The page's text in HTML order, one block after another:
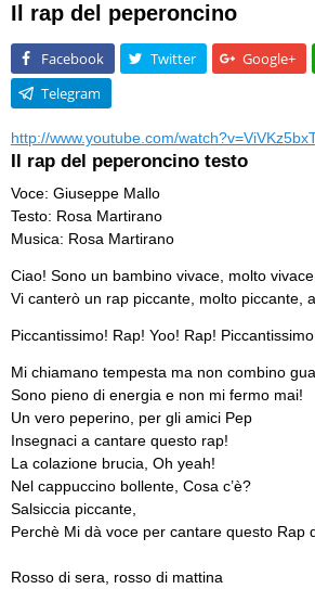
Il rap del peperoncino
Facebook Twitter Google+
Telegram
http://www.youtube.com/
Il rap del peperoncino testo
Voce: Giuseppe Mallo
Testo: Rosa Martirano
Musica: Rosa Martirano
Ciao! Sono un bambino vivace, molto
Vi canterò un rap piccante, molto piccante,
Piccantissimo! Rap! Yoo! Rap!
Mi chiamano tempesta ma non combino
Sono pieno di energia e non mi fermo mai!
Un vero peperino, per gli amici Pep
Insegnaci a cantare questo rap!
La colazione brucia, Oh yeah!
Nel cappuccino bollente, Cosa c’è?
Salsiccia piccante,
Perchè Mi dà voce per cantare questo Rap
Rosso di sera, rosso di mattina